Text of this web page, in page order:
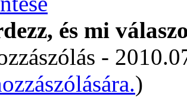
és mi
-
)